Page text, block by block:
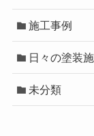
施工事例
日々の塗装
未分類